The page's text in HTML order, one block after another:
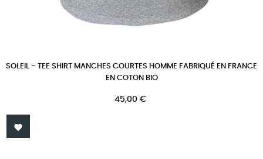
SOLEIL - TEE SHIRT MANCHES COURTES HOMME FABRIQUÉ EN FRANCE
EN COTON BIO
Prix
45,00 €
